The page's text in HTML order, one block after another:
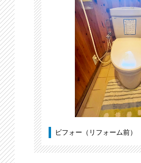
ビフォー（リフォーム前）